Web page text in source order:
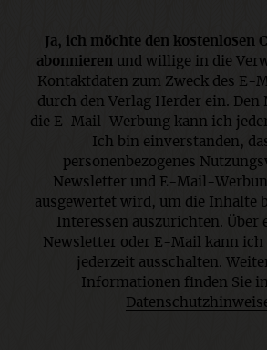
Ja, ich möchte den kostenlosen
abonnierenund willige in die
Kontaktdaten zum Zweck des E-
durch den Verlag Herder ein. Den
die E-Mail-Werbung kann ich
Ich bin einverstanden,
personenbezogenes
Newsletter und E-Mail-
ausgewertet wird, um die Inhalte
Interessen auszurichten. Über
Newsletter oder E-Mail kann ich
jederzeit ausschalten.
Informationen finden Sie